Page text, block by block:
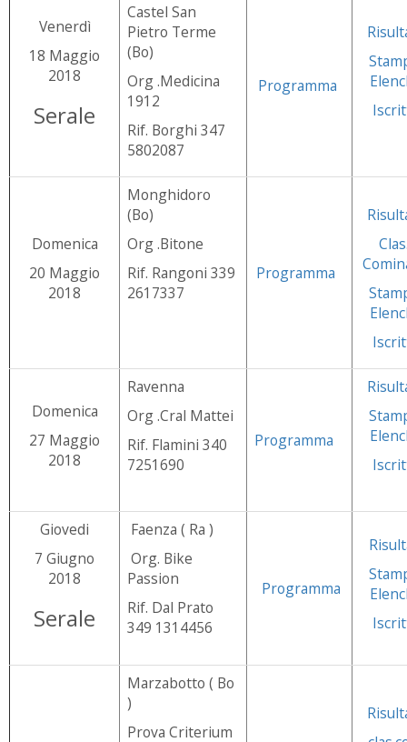
Venerdì
18 Maggio
2018
Serale
Castel San
Pietro Terme
(Bo)
Org .Medicina
1912
Rif. Borghi 347
5802087
Programma
Domenica
20 Maggio
2018
Monghidoro
(Bo)
Org .Bitone
Rif. Rangoni 339
2617337
Programma
Domenica
27 Maggio
2018
Ravenna
Org .Cral Mattei
Rif. Flamini 340
7251690
Programma
Giovedi
7 Giugno
2018
Serale
Faenza ( Ra )
Org. Bike
Passion
Rif. Dal Prato
349 1314456
Programma
Marzabotto ( Bo
)
Prova Criterium